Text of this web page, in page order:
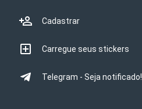
Cadastrar
Carregue seus stickers
Telegram - Seja notificado!